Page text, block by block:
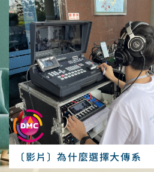
〔影片〕為什麼選擇大傳系